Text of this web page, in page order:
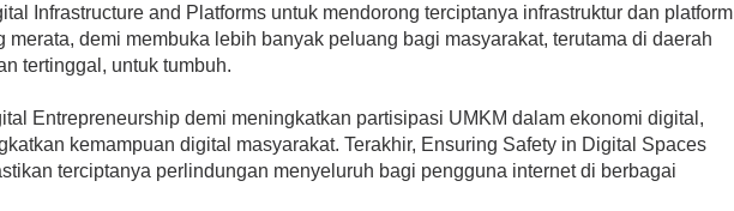
Infrastructure and Platforms untuk mendorong terciptanya infrastruktur dan platform
merata, demi membuka lebih banyak peluang bagi masyarakat, terutama di daerah
tertinggal, untuk tumbuh.
Entrepreneurship demi meningkatkan partisipasi UMKM dalam ekonomi digital,
kemampuan digital masyarakat. Terakhir, Ensuring Safety in Digital Spaces
terciptanya perlindungan menyeluruh bagi pengguna internet di berbagai